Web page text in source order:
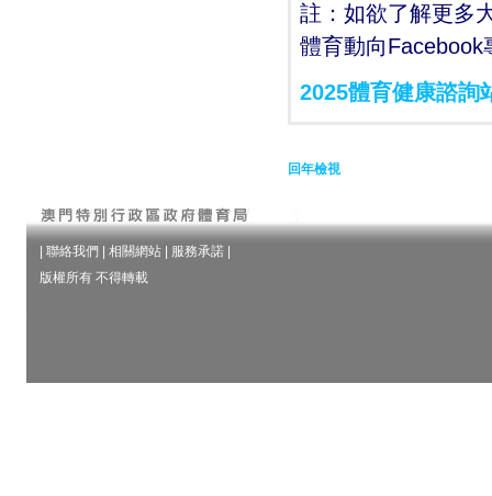
註：如欲了解更多
體育動向Facebook
2025體育健康諮詢
回年檢視
聯絡我們 相關網站 服務承諾
版權所有 不得轉載